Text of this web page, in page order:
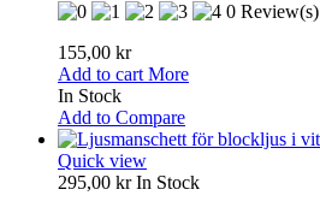
0 Review(s)
155,00 kr
Add to cart More
In Stock
Add to Compare
Quick view
295,00 krIn Stock